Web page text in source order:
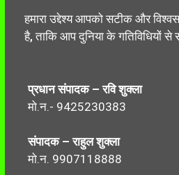
हमारा उद्देश्य आपको सटीक और
है, ताकि आप दुनिया के गतिविधियों
प्रधान संपादक – रवि शुक्ला
मो.न.- 9425230383
संपादक – राहुल शुक्ला
मो.न. 9907118888